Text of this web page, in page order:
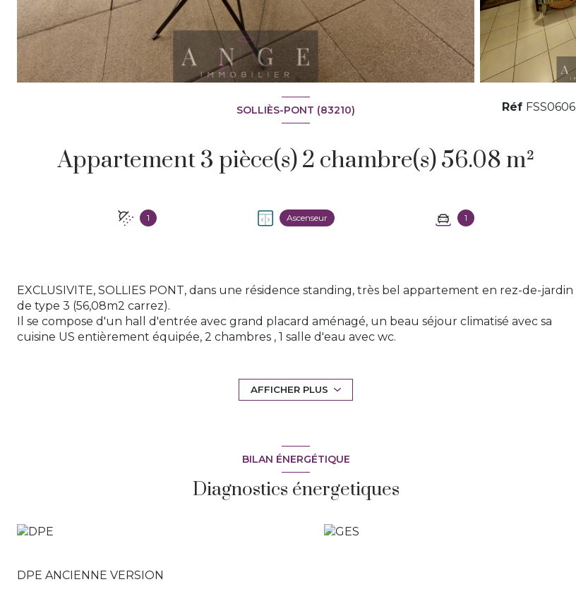
SOLLIÈS-PONT (83210)
Appartement 3 pièce(s) 2 chambre(s) 56.08 m²
1 Ascenseur 1
Réf FSS0606
EXCLUSIVITE, SOLLIES PONT, dans une résidence standing, très bel appartement en rez-de-jardin
de type 3 (56,08m2 carrez).
Il se compose d'un hall d'entrée avec grand placard aménagé, un beau séjour climatisé avec sa
cuisine US entièrement équipée, 2 chambres , 1 salle d'eau avec wc.
Proche des commodités, faibles charges, nombreux rangements, le bien est en parfait état. A
AFFICHER PLUS
BILAN ÉNERGÉTIQUE
Diagnostics énergetiques
DPE ANCIENNE VERSION